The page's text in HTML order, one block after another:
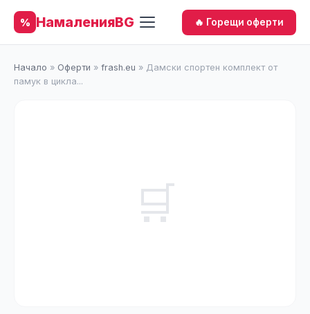
% НамаленияBG 🔥 Горещи оферти
Начало » Оферти » frash.eu » Дамски спортен комплект от
памук в цикла...
🛒